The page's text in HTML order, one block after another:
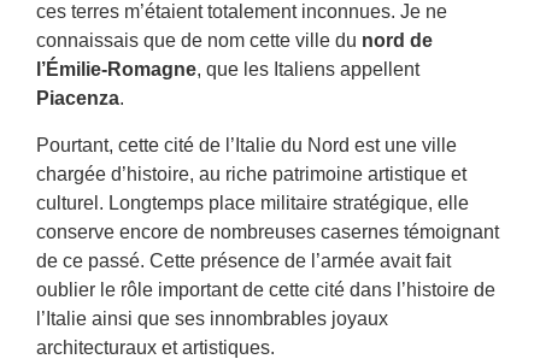
ces terres m’étaient totalement inconnues. Je ne
connaissais que de nom cette ville du nord de
l’Émilie-Romagne, que les Italiens appellent
Piacenza.
Pourtant, cette cité de l’Italie du Nord est une ville
chargée d’histoire, au riche patrimoine artistique et
culturel. Longtemps place militaire stratégique, elle
conserve encore de nombreuses casernes témoignant
de ce passé. Cette présence de l’armée avait fait
oublier le rôle important de cette cité dans l’histoire de
l’Italie ainsi que ses innombrables joyaux
architecturaux et artistiques.